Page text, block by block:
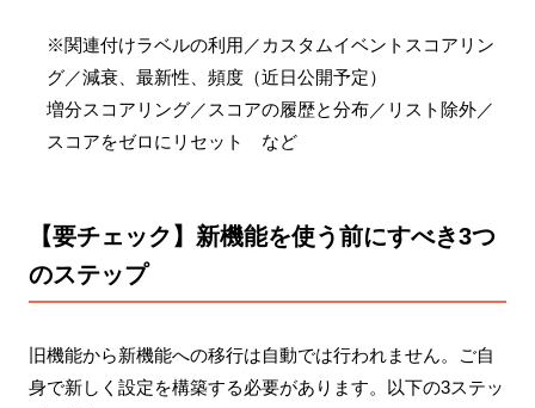
※関連付けラベルの利用／カスタムイベントスコアリン
グ／減衰、最新性、頻度（近日公開予定）
増分スコアリング／スコアの履歴と分布／リスト除外／
スコアをゼロにリセット など
【要チェック】新機能を使う前にすべき3つ
のステップ
旧機能から新機能への移行は自動では行われません。ご自
身で新しく設定を構築する必要があります。以下の3ステッ